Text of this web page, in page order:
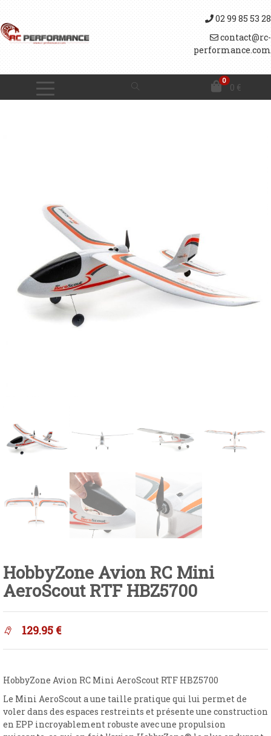
02 99 85 53 28
contact@rc-
performance.com
0
0 €
HobbyZone Avion RC Mini
AeroScout RTF HBZ5700
129.95 €
HobbyZone Avion RC Mini AeroScout RTF HBZ5700
Le Mini AeroScout a une taille pratique qui lui permet de
voler dans des espaces restreints et présente une construction
en EPP incroyablement robuste avec une propulsion